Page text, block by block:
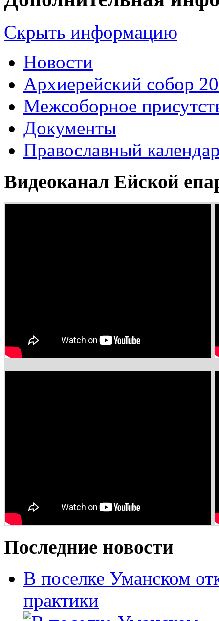
Скрыть информацию
Новости
Архиерейский собор
Межсоборное
Документы
Православный
Видеоканал Ейской
Последние новости
В поселке Уманском
практики